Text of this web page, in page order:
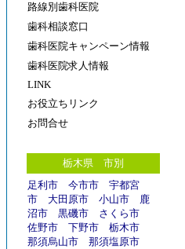
路線別歯科医院
歯科相談窓口
歯科医院キャンペーン情報
歯科医院求人情報
LINK
お役立ちリンク
お問合せ
栃木県 市別
足利市
今市市
宇都宮
市
大田原市 小山市
鹿
沼市
黒磯市
さくら市
佐野市
下野市
栃木市
那須烏山市
那須塩原市